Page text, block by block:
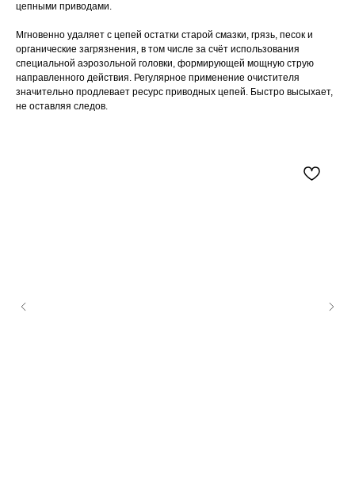
цепными приводами.
Мгновенно удаляет с цепей остатки старой смазки, грязь, песок и
органические загрязнения, в том числе за счёт использования
специальной аэрозольной головки, формирующей мощную струю
направленного действия. Регулярное применение очистителя
значительно продлевает ресурс приводных цепей. Быстро высыхает,
не оставляя следов.